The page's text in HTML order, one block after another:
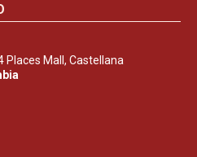
Places Mall, Castellana